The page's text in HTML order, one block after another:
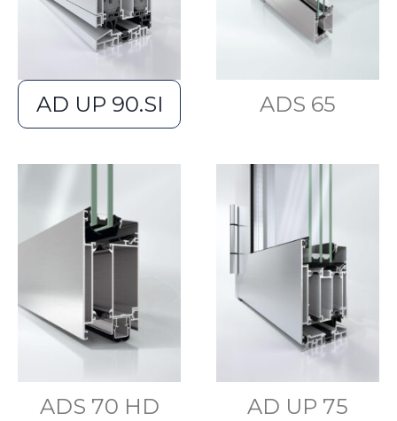
AD UP 90.SI ADS 65
ADS 70 HD AD UP 75